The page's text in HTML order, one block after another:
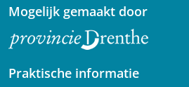
Mogelijk gemaakt door
Praktische informatie